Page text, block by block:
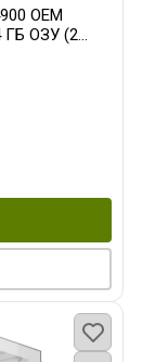
OEM
ГБ ОЗУ (2
GDDR7